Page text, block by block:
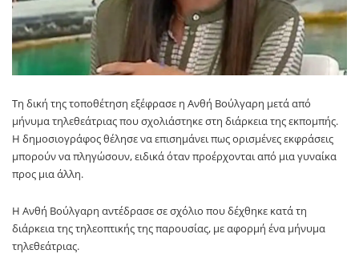
Τη δική της τοποθέτηση εξέφρασε η Ανθή Βούλγαρη μετά από
μήνυμα τηλεθεάτριας που σχολιάστηκε στη διάρκεια της εκπομπής.
Η δημοσιογράφος θέλησε να επισημάνει πως ορισμένες εκφράσεις
μπορούν να πληγώσουν, ειδικά όταν προέρχονται από μια γυναίκα
προς μια άλλη.
Η Ανθή Βούλγαρη αντέδρασε σε σχόλιο που δέχθηκε κατά τη
διάρκεια της τηλεοπτικής της παρουσίας, με αφορμή ένα μήνυμα
τηλεθεάτριας.